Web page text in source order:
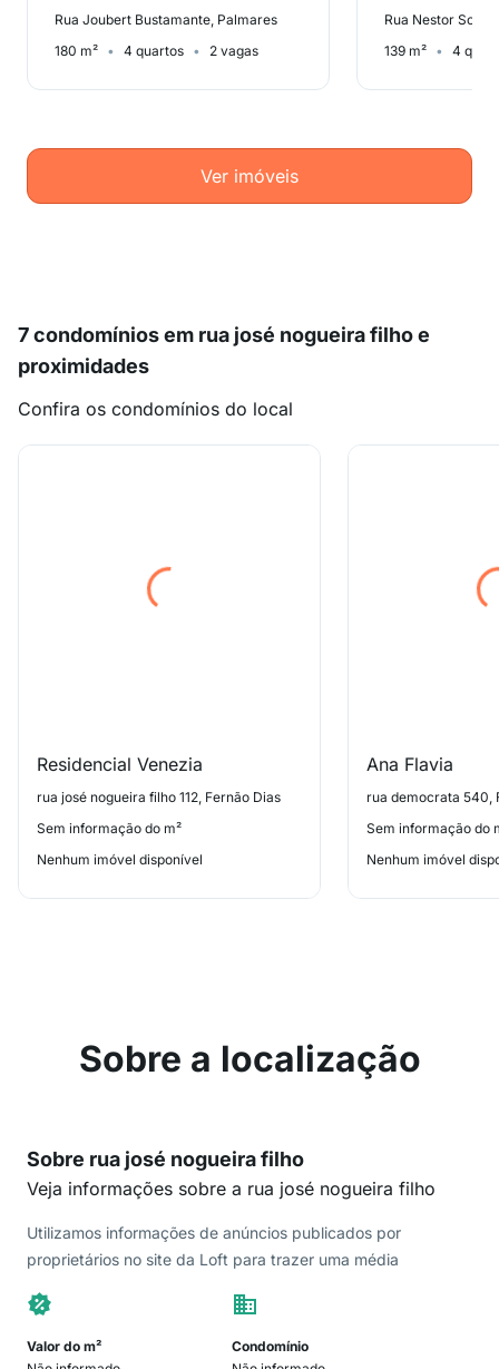
Rua Joubert Bustamante, Palmares
180 m²
4 quartos 2 vagas
Rua Nestor
139 m²
4
Ver imóveis
7 condomínios em rua josé nogueira filho e
proximidades
Confira os condomínios do local
Residencial Venezia
rua josé nogueira filho 112, Fernão Dias
Sem informação do m²
Nenhum imóvel disponível
Ana Flavia
rua democrata 540,
Sem informação do
Nenhum imóvel
Sobre a localização
Sobre rua josé nogueira filho
Veja informações sobre a rua josé nogueira filho
Utilizamos informações de anúncios publicados por
proprietários no site da Loft para trazer uma média
Valor do m²
Condomínio